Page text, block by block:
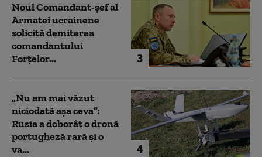
3
Noul Comandant-șef al
Armatei ucrainene
solicită demiterea
comandantului
Forțelor...
4
„Nu am mai văzut
niciodată așa ceva”:
Rusia a doborât o dronă
portugheză rară și o
va...